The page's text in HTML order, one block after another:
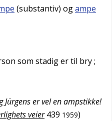
(substantiv) ogampe
som stadig er til bry;
Jürgens er vel en ampstikke!
veier 439 1959)